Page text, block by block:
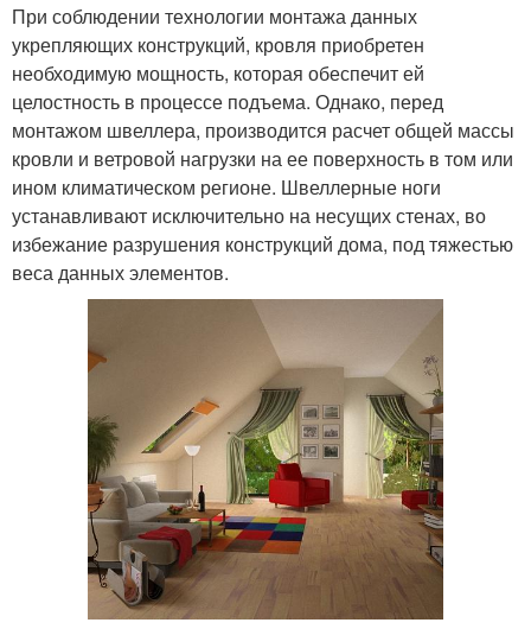
При соблюдении технологии монтажа данных
укрепляющих конструкций, кровля приобретен
необходимую мощность, которая обеспечит ей
целостность в процессе подъема. Однако, перед
монтажом швеллера, производится расчет общей массы
кровли и ветровой нагрузки на ее поверхность в том или
ином климатическом регионе. Швеллерные ноги
устанавливают исключительно на несущих стенах, во
избежание разрушения конструкций дома, под тяжестью
веса данных элементов.